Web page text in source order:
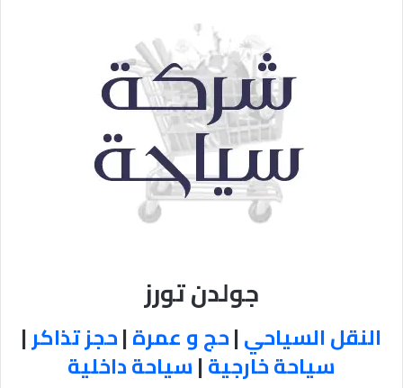
جولدن تورز
النقل السياحي|حج و عمرة|حجز تذاكر|
سياحة خارجية|سياحة داخلية